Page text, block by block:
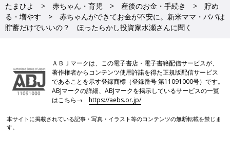
たまひよ 赤ちゃん・育児 産後のお金・手続き
貯め
る・増やす
赤ちゃんができてお金が不安に。新米ママ・パパは
貯蓄だけでいいの？ ほったらかし投資家水瀬さんに聞く
ＡＢＪマークは、この電子書店・電子書籍配信サービスが、
著作権者からコンテンツ使用許諾を得た正規版配信サービス
であることを示す登録商標（登録番号 第11091000号）です。
ABJマークの詳細、ABJマークを掲示しているサービスの一覧
はこちら→https://aebs.or.jp/
本サイトに掲載されている記事・写真・イラスト等のコンテンツの無断転載を禁じま
す。